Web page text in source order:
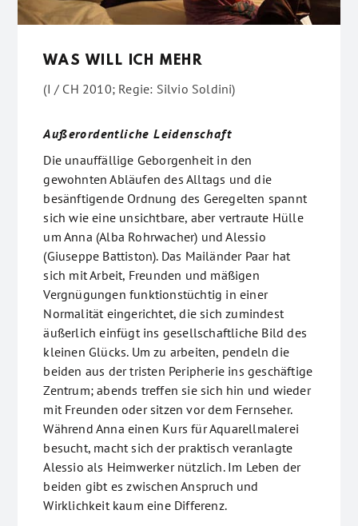
WAS WILL ICH MEHR
(I / CH 2010; Regie: Silvio Soldini)
Außerordentliche Leidenschaft
Die unauffällige Geborgenheit in den
gewohnten Abläufen des Alltags und die
besänftigende Ordnung des Geregelten spannt
sich wie eine unsichtbare, aber vertraute Hülle
um Anna (Alba Rohrwacher) und Alessio
(Giuseppe Battiston). Das Mailänder Paar hat
sich mit Arbeit, Freunden und mäßigen
Vergnügungen funktionstüchtig in einer
Normalität eingerichtet, die sich zumindest
äußerlich einfügt ins gesellschaftliche Bild des
kleinen Glücks. Um zu arbeiten, pendeln die
beiden aus der tristen Peripherie ins geschäftige
Zentrum; abends treffen sie sich hin und wieder
mit Freunden oder sitzen vor dem Fernseher.
Während Anna einen Kurs für Aquarellmalerei
besucht, macht sich der praktisch veranlagte
Alessio als Heimwerker nützlich. Im Leben der
beiden gibt es zwischen Anspruch und
Wirklichkeit kaum eine Differenz.